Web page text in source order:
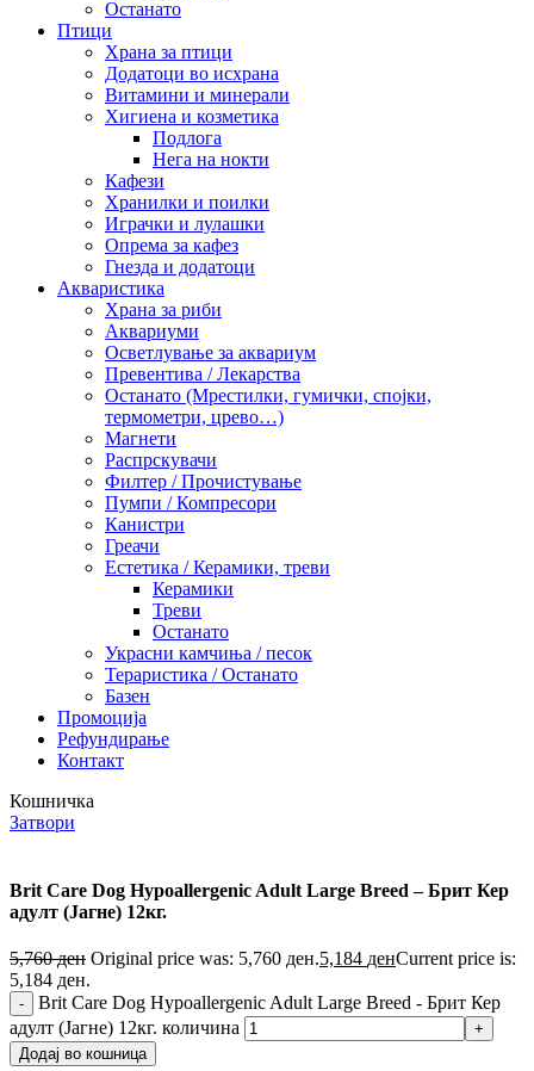
Останато
Птици
Храна за птици
Додатоци во исхрана
Витамини и минерали
Хигиена и козметика
Подлога
Нега на нокти
Кафези
Хранилки и поилки
Играчки и лулашки
Опрема за кафез
Гнезда и додатоци
Акваристика
Храна за риби
Аквариуми
Осветлување за аквариум
Превентива / Лекарства
Останато (Мрестилки, гумички, спојки,
термометри, црево…)
Магнети
Распрскувачи
Филтер / Прочистување
Пумпи / Компресори
Канистри
Греачи
Естетика / Керамики, треви
Керамики
Треви
Останато
Украсни камчиња / песок
Тераристика / Останато
Базен
Промоција
Рефундирање
Контакт
Кошничка
Затвори
Brit Care Dog Hypoallergenic Adult Large Breed – Брит Кер
адулт (Јагне) 12кг.
5,760ден Original price was: 5,760 ден.5,184 денCurrent price is:
5,184 ден.
Brit Care Dog Hypoallergenic Adult Large Breed - Брит Кер
адулт (Јагне) 12кг. количина
Додај во кошница